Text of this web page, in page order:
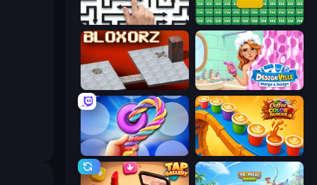
Arrow Escape: Puzzle 2048 Merge Blocks
Bloxorz Designville: Merge & Design
Twisted Tangle Coffee Color Blocks